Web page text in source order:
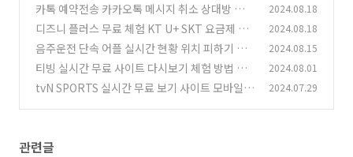
카톡 예약전송 카카오톡 메시지 취소 상대방 문자
발송 확인 방법
(0)
2024.08.18
디즈니 플러스 무료 체험 KT U+ SKT 요금제 무
료 할인 카드 계정 공유 서비스
(1)
2024.08.18
음주운전 단속 어플 실시간 현황 위치 피하기 음
주단속 공유 앱 확인하기
(0)
2024.08.15
티빙 실시간 무료 사이트 다시보기 체험 방법 요
금제 비교 (0)
2024.08.01
tvN SPORTS 실시간 무료 보기 사이트 모바일 P
2024.07.29
관련글